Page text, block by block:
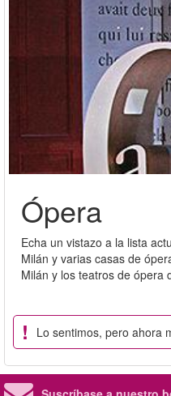
Ópera
Echa un vistazo a la lista
Milán y varias casas de
Milán y los teatros de
Lo sentimos, pero ahora